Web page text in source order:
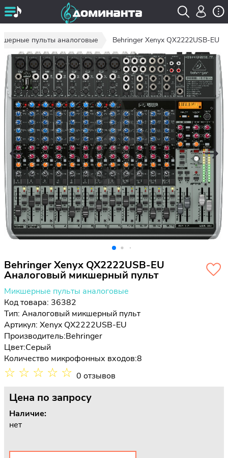
пульты аналоговые Behringer Xenyx QX2222USB-EU
Behringer Xenyx QX2222USB-EU
Аналоговый микшерный пульт
Микшерные пульты аналоговые
Код товара: 36382
Тип: Аналоговый микшерный пульт
Артикул: Xenyx QX2222USB-EU
Производитель:Behringer
Цвет:Серый
Количество микрофонных входов:8
☆ ☆ ☆ ☆ ☆ 0 отзывов
Цена по запросу
Наличие:
нет